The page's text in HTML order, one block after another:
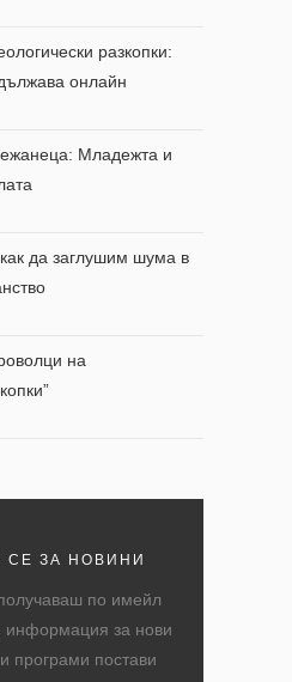
разкопки:
онлайн
Младежта и
да заглушим шума в
на
СЕ ЗА НОВИНИ
по имейл
информация за нови
програми постави